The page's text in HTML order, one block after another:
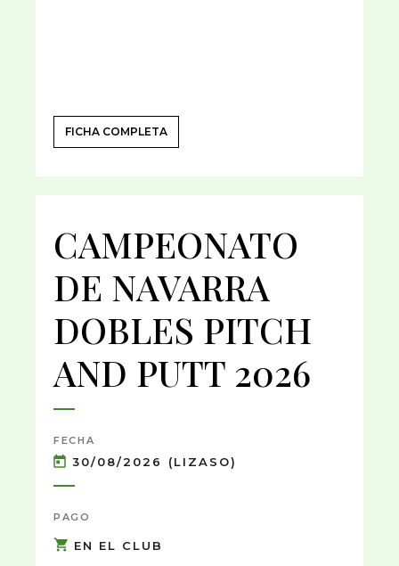
FICHA COMPLETA
CAMPEONATO
DE NAVARRA
DOBLES PITCH
AND PUTT 2026
FECHA
30/08/2026 (LIZASO)
PAGO
EN EL CLUB